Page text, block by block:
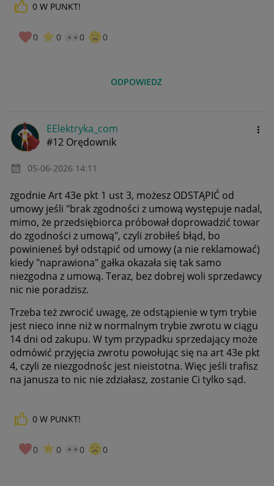
0 W PUNKT!
0 0 0 0
ODPOWIEDZ
EElektryka_com
#12 Orędownik
‎05-06-2026 14:11
zgodnie Art 43e pkt 1 ust 3, możesz ODSTĄPIĆ od
umowy jeśli "brak zgodności z umową występuje nadal,
mimo, że przedsiębiorca próbował doprowadzić towar
do zgodności z umową", czyli zrobiłeś błąd, bo
powinieneś był odstąpić od umowy (a nie reklamować)
kiedy "naprawiona" gałka okazała się tak samo
niezgodna z umową. Teraz, bez dobrej woli sprzedawcy
nic nie poradzisz.
Trzeba też zwrocić uwagę, ze odstąpienie w tym trybie
jest nieco inne niż w normalnym trybie zwrotu w ciągu
14 dni od zakupu. W tym przypadku sprzedający może
odmówić przyjęcia zwrotu powołując się na art 43e pkt
4, czyli ze niezgodnośc jest nieistotna. Więc jeśli trafisz
na janusza to nic nie zdziałasz, zostanie Ci tylko sąd.
0 W PUNKT!
0 0 0 0